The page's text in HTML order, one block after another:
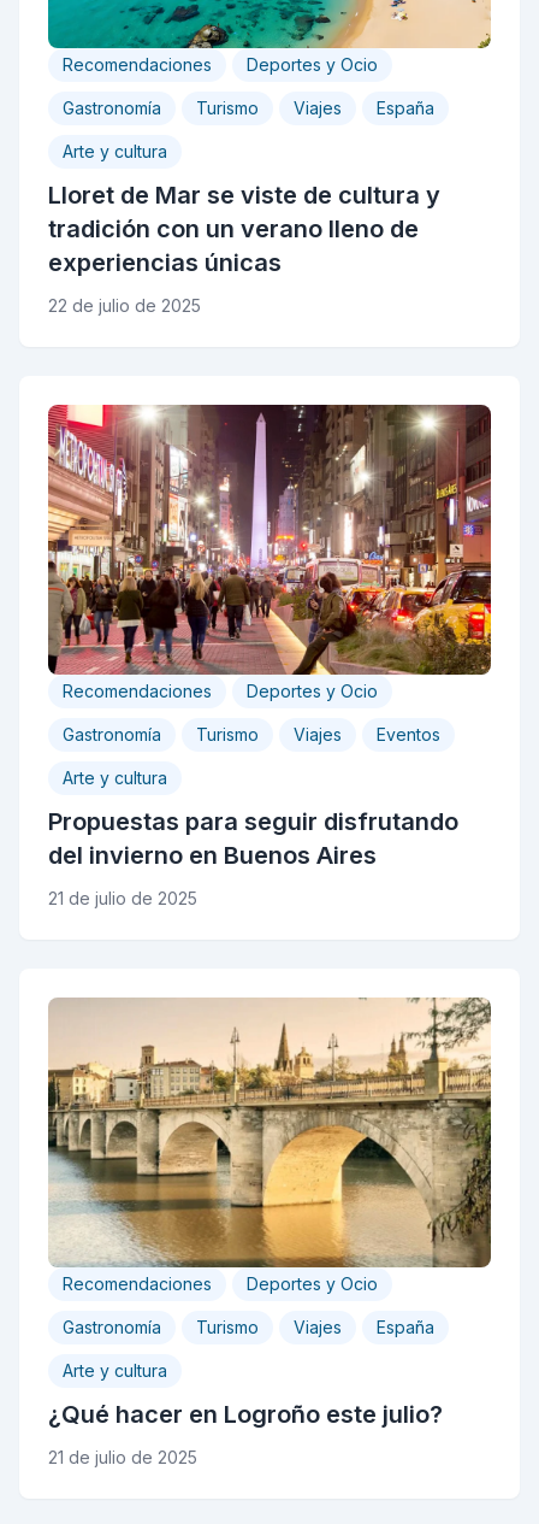
Recomendaciones Deportes y Ocio
Gastronomía Turismo Viajes España
Arte y cultura
Lloret de Mar se viste de cultura y
tradición con un verano lleno de
experiencias únicas
22 de julio de 2025
Recomendaciones Deportes y Ocio
Gastronomía Turismo Viajes Eventos
Arte y cultura
Propuestas para seguir disfrutando
del invierno en Buenos Aires
21 de julio de 2025
Recomendaciones Deportes y Ocio
Gastronomía Turismo Viajes España
Arte y cultura
¿Qué hacer en Logroño este julio?
21 de julio de 2025